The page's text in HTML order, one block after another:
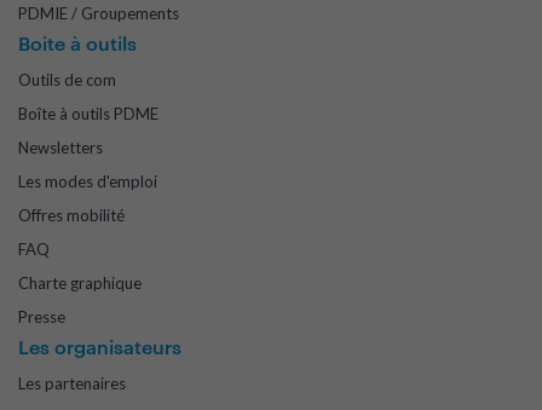
PDMIE / Groupements
Boite à outils
Outils de com
Boîte à outils PDME
Newsletters
Les modes d'emploi
Offres mobilité
FAQ
Charte graphique
Presse
Les organisateurs
Les partenaires